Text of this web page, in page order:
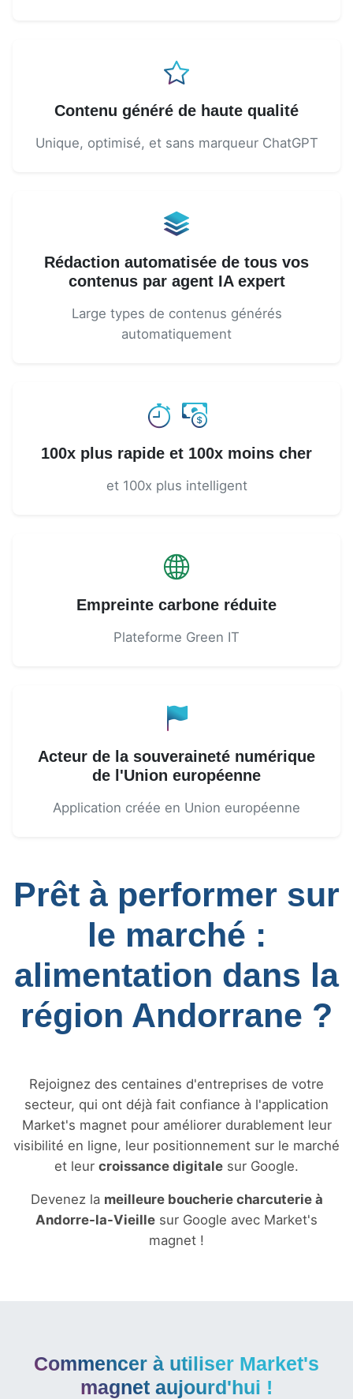
Contenu généré de haute qualité
Unique, optimisé, et sans marqueur ChatGPT
Rédaction automatisée de tous vos
contenus par agent IA expert
Large types de contenus générés
automatiquement
100x plus rapide et 100x moins cher
et 100x plus intelligent
Empreinte carbone réduite
Plateforme Green IT
Acteur de la souveraineté numérique
de l'Union européenne
Application créée en Union européenne
Prêt à performer sur
le marché :
alimentation dans la
région Andorrane ?
Rejoignez des centaines d'entreprises de votre
secteur, qui ont déjà fait confiance à l'application
Market's magnet pour améliorer durablement leur
visibilité en ligne, leur positionnement sur le marché
et leur croissance digitale sur Google.
Devenez la meilleure boucherie charcuterie à
Andorre-la-Vieille sur Google avec Market's
magnet !
Commencer à utiliser Market's
magnet aujourd'hui !